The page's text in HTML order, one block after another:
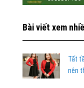
Bài viết xem
Tất
nên